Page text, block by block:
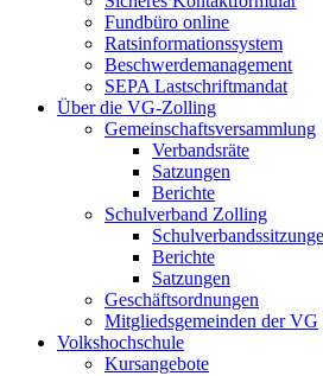
Fundbüro online
Ratsinformationssystem
Beschwerdemanagement
SEPA Lastschriftmandat
Über die VG-Zolling
Gemeinschaftsversammlung
Verbandsräte
Satzungen
Berichte
Schulverband Zolling
Berichte
Satzungen
Geschäftsordnungen
Mitgliedsgemeinden der VG
Volkshochschule
Kursangebote